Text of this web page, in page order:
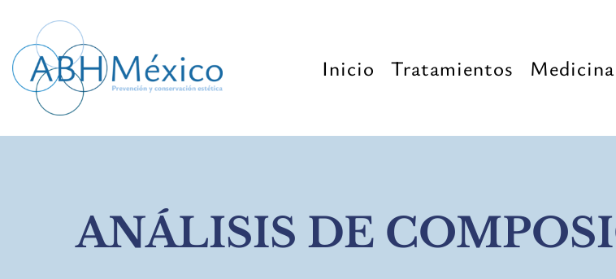
Inicio Tratamientos
ANÁLISIS DE